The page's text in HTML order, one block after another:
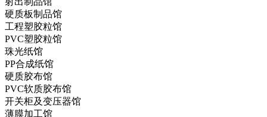
硬质板制品馆
工程塑胶粒馆
PVC塑胶粒馆
珠光纸馆
PP合成纸馆
硬质胶布馆
PVC软质胶布馆
开关柜及变压器馆
薄膜加工馆